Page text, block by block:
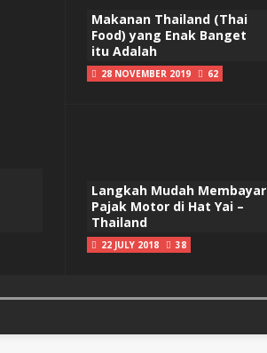
Makanan Thailand (Thai
Food) yang Enak Banget
itu Adalah
28 NOVEMBER 2019 62
Langkah Mudah Membayar
Pajak Motor di Hat Yai –
Thailand
22 JULY 2018 38